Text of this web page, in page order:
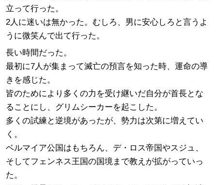
立って行った。
2人に迷いは無かった。むしろ、男に安心しろと言うよ
うに微笑んで出て行った。
長い時間だった。
最初に7人が集まって滅亡の預言を知った時、運命の導
きを感じた。
皆のためにより多くの力を受け継いだ自分が首長とな
ることにし、グリムシーカーを起こした。
多くの試練と逆境があったが、勢力は次第に増えてい
く。
ベルマイア公国はもちろん、デ・ロス帝国やスジュ、
そしてフェンネス王国の国境まで教えが拡がっていっ
た。